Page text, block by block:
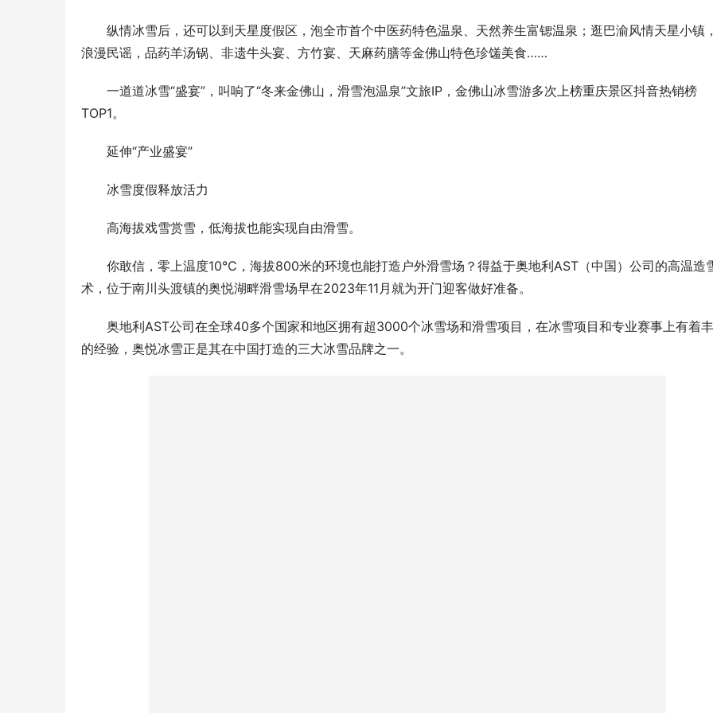
纵情冰雪后，还可以到天星度假区，泡全市首个中医药特色温泉、天然养生富锶温泉；逛巴渝风情天星小镇
浪漫民谣，品药羊汤锅、非遗牛头宴、方竹宴、天麻药膳等金佛山特色珍馐美食……
一道道冰雪“盛宴”，叫响了“冬来金佛山，滑雪泡温泉”文旅IP，金佛山冰雪游多次上榜重庆景区抖音热销榜
TOP1。
延伸“产业盛宴”
冰雪度假释放活力
高海拔戏雪赏雪，低海拔也能实现自由滑雪。
你敢信，零上温度10℃，海拔800米的环境也能打造户外滑雪场？得益于奥地利AST（中国）公司的高温造
术，位于南川头渡镇的奥悦湖畔滑雪场早在2023年11月就为开门迎客做好准备。
奥地利AST公司在全球40多个国家和地区拥有超3000个冰雪场和滑雪项目，在冰雪项目和专业赛事上有着
的经验，奥悦冰雪正是其在中国打造的三大冰雪品牌之一。